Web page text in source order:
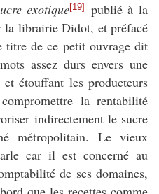
exotique[19]
publié à la
la librairie Didot, et préfacé
titre de ce petit ouvrage dit
assez durs envers une
étouffant les producteurs
la rentabilité
indirectement le sucre
métropolitain. Le vieux
car il est concerné au
de ses domaines,